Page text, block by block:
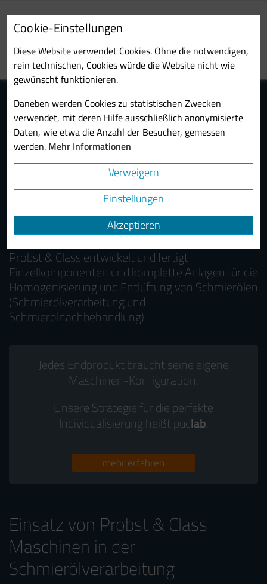
to
main
content
Cookie-Einstellungen
Diese Website verwendet Cookies. Ohne die notwendigen,
rein technischen, Cookies würde die Website nicht wie
gewünscht funktionieren.
Daneben werden Cookies zu statistischen Zwecken
verwendet, mit deren Hilfe ausschließlich anonymisierte
Daten, wie etwa die Anzahl der Besucher, gemessen
werden. Mehr Informationen
Verweigern
Einstellungen
Akzeptieren
Maschinen und Anlagen für die
Schmierölverarbeitung und
Schmierölnachbehandlung
Probst & Class entwickelt und fertigt
Einzelkomponenten und komplette Anlagen für die
Homogenisierung und Entlüftung von Schmierölen
(Schmierölverarbeitung und
Schmierölnachbehandlung).
Jedes Endprodukt braucht seine eigene
Maschinen-Konfiguration.
Unsere Strategie für die perfekte
Individualisierung heißt puclab.
mehr erfahren
Einsatz von Probst & Class
Maschinen in der
Schmierölverarbeitung